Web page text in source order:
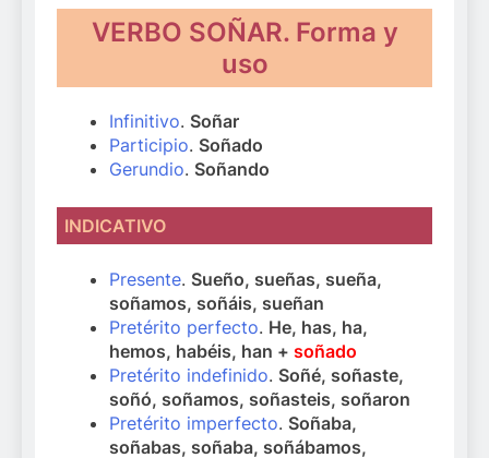
VERBO SOÑAR. Forma y
uso
Infinitivo. Soñar
Participio. Soñado
Gerundio. Soñando
INDICATIVO
Presente. Sueño, sueñas, sueña,
soñamos, soñáis, sueñan
Pretérito perfecto. He, has, ha,
hemos, habéis, han + soñado
Pretérito indefinido. Soñé, soñaste,
soñó, soñamos, soñasteis, soñaron
Pretérito imperfecto. Soñaba,
soñabas, soñaba, soñábamos,